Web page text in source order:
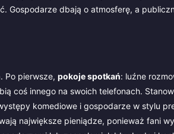
Gospodarze dbają o atmosferę, a
Po pierwsze, pokoje spotkań: luźne
coś innego na swoich telefonach.
komediowe i gospodarze w stylu
największe pieniądze, ponieważ fani